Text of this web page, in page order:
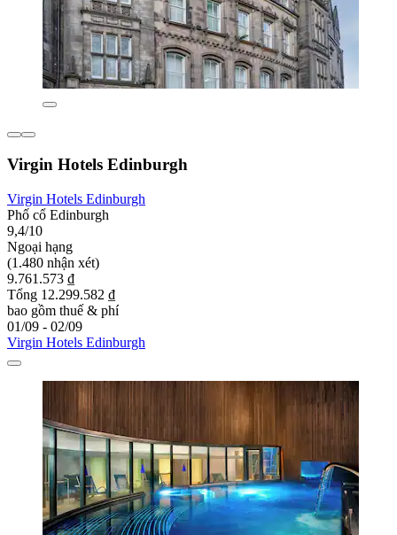
Virgin Hotels Edinburgh
Virgin Hotels Edinburgh
Phố cổ Edinburgh
9,4/10
Ngoại hạng
(1.480 nhận xét)
9.761.573 ₫
Tổng 12.299.582 ₫
bao gồm thuế & phí
01/09 - 02/09
Virgin Hotels Edinburgh